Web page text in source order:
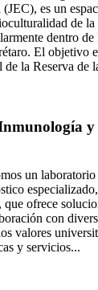
es un
de la
dentro
El objetivo
la Reserva de
y
un
ofrece
con
valores
y servicios...